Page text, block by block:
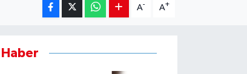
A- A+